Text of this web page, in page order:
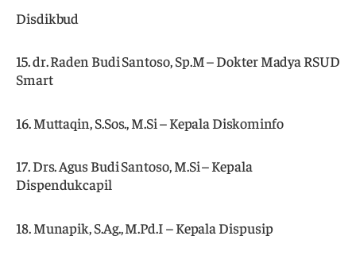
Disdikbud
15. dr. Raden Budi Santoso, Sp.M – Dokter Madya RSUD
Smart
16. Muttaqin, S.Sos., M.Si – Kepala Diskominfo
17. Drs. Agus Budi Santoso, M.Si – Kepala
Dispendukcapil
18. Munapik, S.Ag., M.Pd.I – Kepala Dispusip